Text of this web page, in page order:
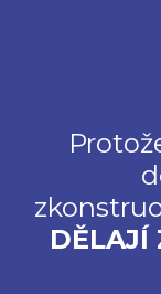
DĚLAJÍ